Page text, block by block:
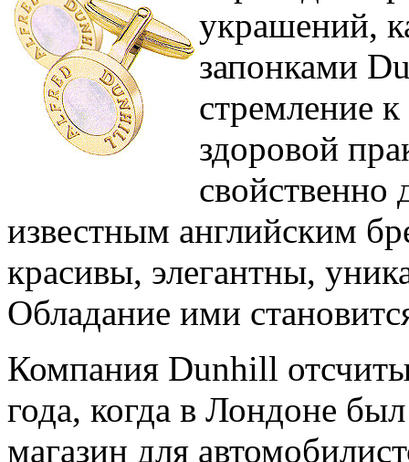
украшений,
запонками
стремление
здоровой
свойственно
известным английским
красивы, элегантны,
Обладание ими
Компания Dunhill
года, когда в Лондоне
магазин для